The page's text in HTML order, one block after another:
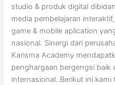
studio & produk digital
media pembelajaran
game & mobile aplication
nasional. Sinergi dari
Karisma Academy
penghargaan bergengsi baik
internasional. Berikut ini